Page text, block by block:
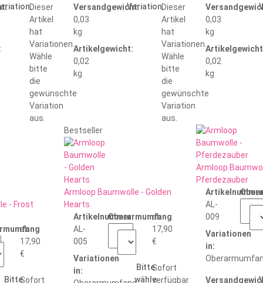
Dieser
Artikel
hat
Variationen.
Wähle
bitte
die
gewünschte
Variation
aus.
Versandgewicht:
0,03
kg
Artikelgewicht:
0,02
kg
Variation.Dieser
Artikel
hat
Variationen.
Wähle
bitte
die
gewünschte
Variation
aus.
0,03
kg
0,02
kg
- Frost
Bitte
ab
17,90
€
Sofort
Bestseller
Armloop Baumwolle - Golden
Hearts
Artikelnummer:
AL-
005
Variationen
in:
Oberarmumfang
Bitte
wähle
ab
17,90
€
Sofort
verfügbar
Armloop
Pferdezauber
AL-
009
Variationen
in: